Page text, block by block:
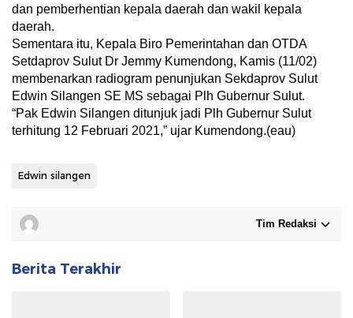
dan pemberhentian kepala daerah dan wakil kepala
daerah.
Sementara itu, Kepala Biro Pemerintahan dan OTDA
Setdaprov Sulut Dr Jemmy Kumendong, Kamis (11/02)
membenarkan radiogram penunjukan Sekdaprov Sulut
Edwin Silangen SE MS sebagai Plh Gubernur Sulut.
“Pak Edwin Silangen ditunjuk jadi Plh Gubernur Sulut
terhitung 12 Februari 2021,” ujar Kumendong.(eau)
Edwin silangen
Tim Redaksi
Berita Terakhir